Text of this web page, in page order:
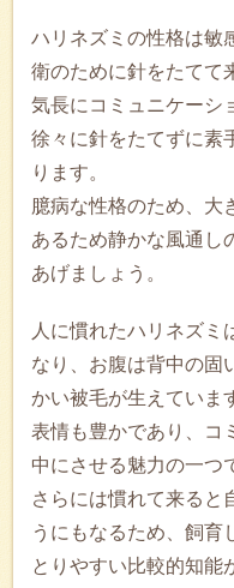
ハリネズミの性格は敏
衛のために針をたてて
気長にコミュニケーシ
徐々に針をたてずに素
ります。
臆病な性格のため、大
あるため静かな風通し
あげましょう。
人に慣れたハリネズミ
なり、お腹は背中の固
かい被毛が生えていま
表情も豊かであり、コ
中にさせる魅力の一つ
さらには慣れて来ると
うにもなるため、飼育
とりやすい比較的知能